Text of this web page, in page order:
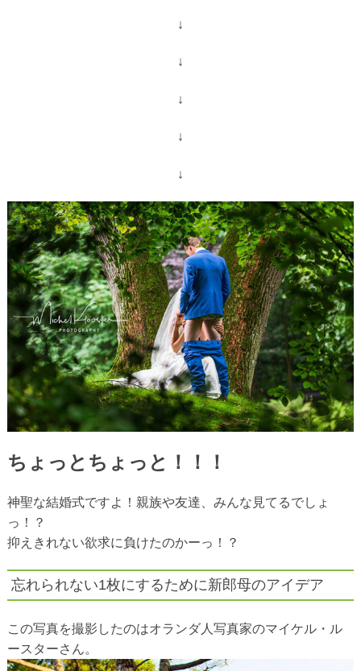
↓
↓
↓
↓
↓
ちょっとちょっと！！！
神聖な結婚式ですよ！親族や友達、みんな見てるでしょ
っ！？
抑えきれない欲求に負けたのかーっ！？
忘れられない1枚にするために新郎母のアイデア
この写真を撮影したのはオランダ人写真家のマイケル・ル
ースターさん。